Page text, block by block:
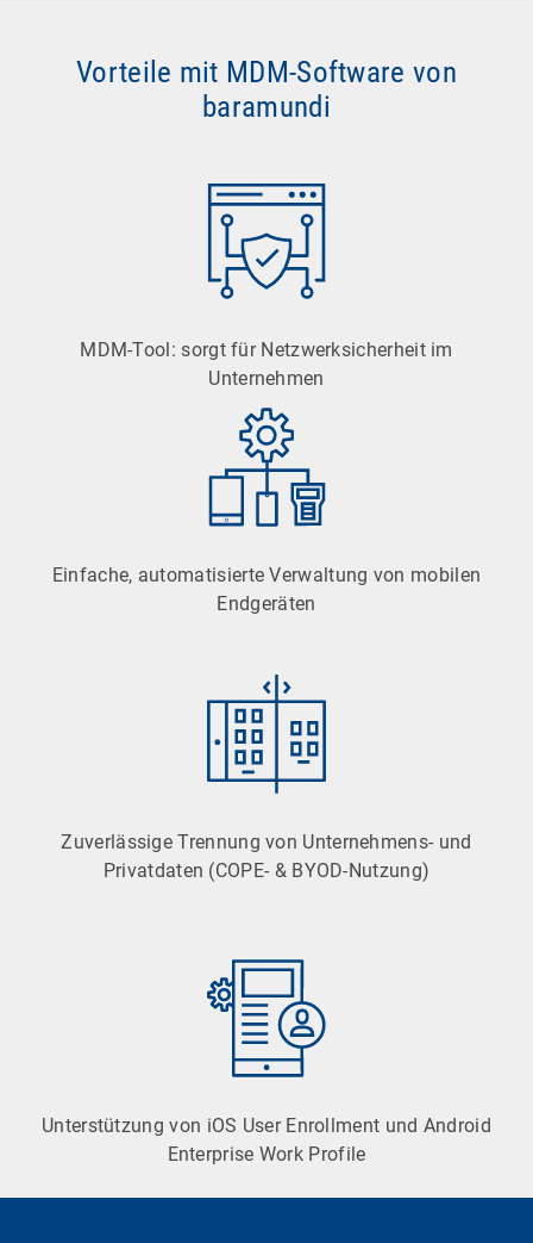
Vorteile mit MDM-Software von
baramundi
MDM-Tool: sorgt für Netzwerksicherheit im
Unternehmen
Einfache, automatisierte Verwaltung von mobilen
Endgeräten
Zuverlässige Trennung von Unternehmens- und
Privatdaten (COPE- & BYOD-Nutzung)
Unterstützung von iOS User Enrollment und Android
Enterprise Work Profile